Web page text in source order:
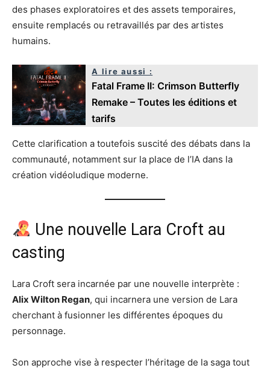
des phases exploratoires et des assets temporaires,
ensuite remplacés ou retravaillés par des artistes
humains.
A lire aussi :
Fatal Frame II: Crimson Butterfly
Remake – Toutes les éditions et
tarifs
Cette clarification a toutefois suscité des débats dans la
communauté, notamment sur la place de l’IA dans la
création vidéoludique moderne.
Une nouvelle Lara Croft au
casting
Lara Croft sera incarnée par une nouvelle interprète :
Alix Wilton Regan, qui incarnera une version de Lara
cherchant à fusionner les différentes époques du
personnage.
Son approche vise à respecter l’héritage de la saga tout